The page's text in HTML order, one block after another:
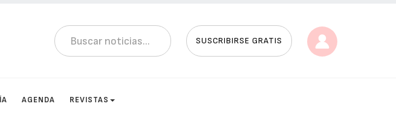
SUSCRIBIRSE GRATIS
AGENDA REVISTAS